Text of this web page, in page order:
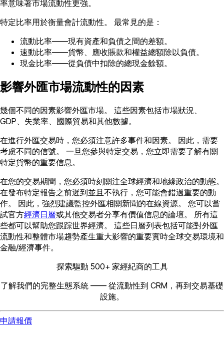
率意味著市場流動性更強。
特定比率用於衡量會計流動性。 最常見的是：
流動比率——現有資產和負債之間的差額。
速動比率——貨幣、應收賬款和權益總額除以負債。
現金比率——從負債中扣除的總現金餘額。
影響外匯市場流動性的因素
幾個不同的因素影響外匯市場。 這些因素包括市場狀況、
GDP、失業率、國際貿易和其他數據。
在進行外匯交易時，您必須注意許多事件和因素。 因此，需要
考慮不同的信號。 一旦您參與特定交易，您立即需要了解有關
特定貨幣的重要信息。
在您的交易期間，您必須時刻關注全球經濟和地緣政治的動態。
在發布特定報告之前遲到並且不執行，您可能會錯過重要的動
作。 因此，強烈建議監控外匯相關新聞的在線資源。 您可以嘗
試官方經濟日曆或其他交易者分享有價值信息的論壇。 所有這
些都可以幫助您跟踪世界經濟。 這些日曆列表包括可能對外匯
流動性和整體市場趨勢產生重大影響的重要實時全球交易環境和
金融/經濟事件。
探索驅動 500+ 家經紀商的工具
了解我們的完整生態系統 —— 從流動性到 CRM，再到交易基礎
設施。
申請報價